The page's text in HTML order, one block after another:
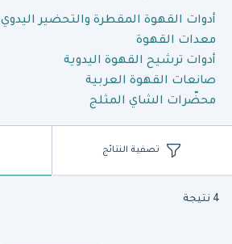
أدوات القهوة المقطرة والتحضير اليدوي
معدات القهوة
أدوات ترشيح القهوة اليدوية
صانعات القهوة العربية
محضّرات الشاي المثلج
تصفية النتائج
4 نتيجة